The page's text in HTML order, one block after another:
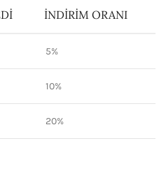
İNDIRIM ORANI
5%
10%
20%